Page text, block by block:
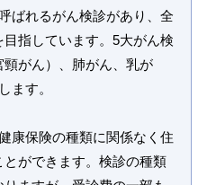
ばれるがん検診があり、全
指しています。5大がん検
がん）、肺がん、乳が
ます。
康保険の種類に関係なく住
ができます。検診の種類